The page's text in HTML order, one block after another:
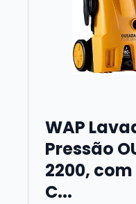
WAP
Pressão
2200,
C...